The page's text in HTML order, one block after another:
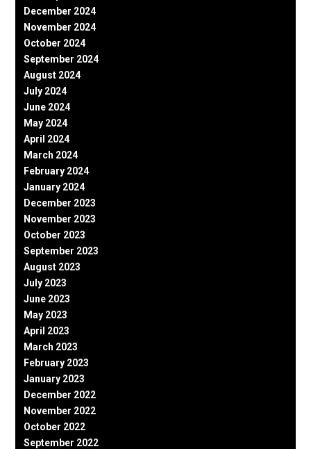
December 2024
November 2024
October 2024
September 2024
August 2024
July 2024
June 2024
May 2024
April 2024
March 2024
February 2024
January 2024
December 2023
November 2023
October 2023
September 2023
August 2023
July 2023
June 2023
May 2023
April 2023
March 2023
February 2023
January 2023
December 2022
November 2022
October 2022
September 2022